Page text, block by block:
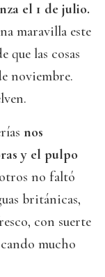
el 1 de julio.
maravilla este
que las cosas
noviembre.
nos
y el pulpo
no faltó
británicas,
con suerte
mucho